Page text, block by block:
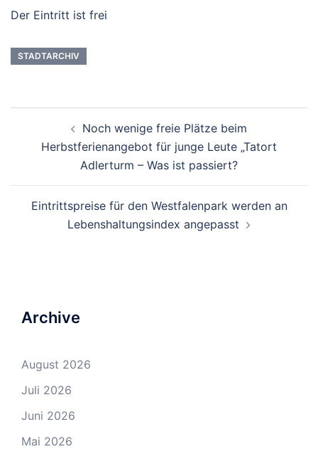
Der Eintritt ist frei
STADTARCHIV
NavigationNoch wenige freie Plätze beim
Herbstferienangebot für junge Leute „Tatort
Adlerturm – Was ist passiert?
Eintrittspreise für den Westfalenpark werden an
Lebenshaltungsindex angepasst
Archive
August 2026
Juli 2026
Juni 2026
Mai 2026